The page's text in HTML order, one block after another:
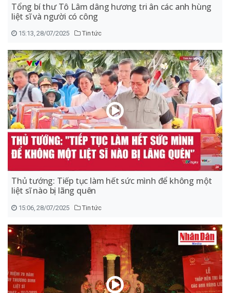
Tổng bí thư Tô Lâm dâng hương tri ân các anh hùng
liệt sĩ và người có công
15:13, 28/07/2025 Tin tức
Thủ tướng: Tiếp tục làm hết sức mình để không một
liệt sĩ nào bị lãng quên
15:06, 28/07/2025 Tin tức